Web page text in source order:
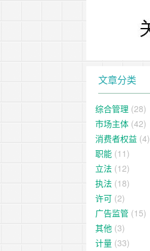
文章分类
综合管理 (28)
市场主体 (42)
消费者权益 (4)
职能 (11)
立法 (12)
执法 (18)
许可 (2)
广告监管 (15)
其他 (3)
计量 (33)